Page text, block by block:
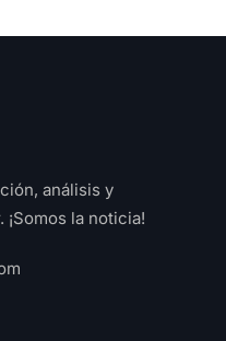
análisis y
la noticia!